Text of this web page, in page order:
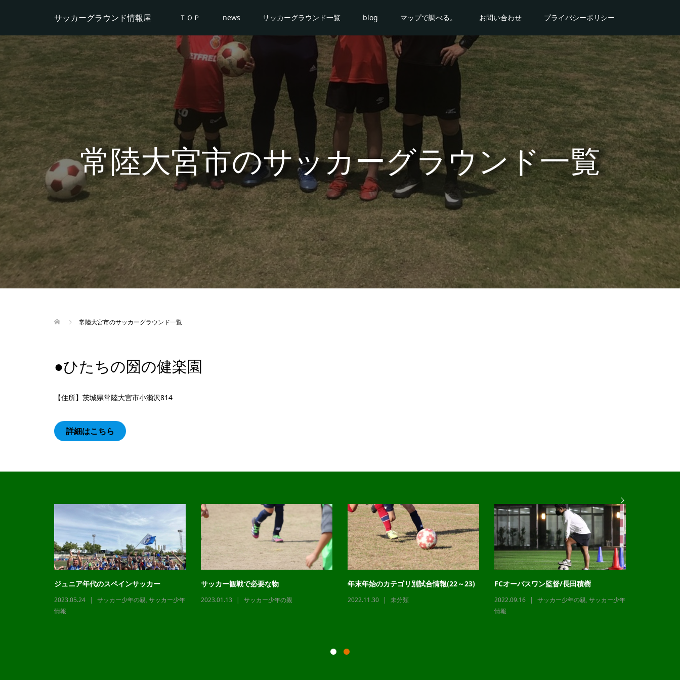
サッカーグラウンド情報屋 ＴＯＰ news サッカーグラウンド一覧 blog マップで調べる。 お問い合わせ プライバシーポリシー
常陸大宮市のサッカーグラウンド一覧
常陸大宮市のサッカーグラウンド一覧
●ひたちの圀の健楽園
【住所】茨城県常陸大宮市小瀬沢814
詳細はこちら
ジュニア年代のスペインサッカー
2023.05.24 サッカー少年の親, サッカー少年
情報
サッカー観戦で必要な物
2023.01.13 サッカー少年の親
年末年始のカテゴリ別試合情報(22～23)
2022.11.30 未分類
FCオーパスワン監督/長田積樹
2022.09.16 サッカー少年の親, サッカー少年
情報